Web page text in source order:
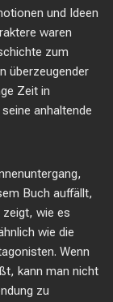
und Ideen
waren
zum
überzeugender
Zeit in
anhaltende
Buch auffällt,
wie es
wie die
Wenn
kann man nicht
zu